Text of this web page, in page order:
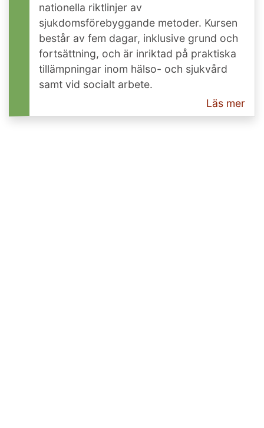
nationella riktlinjer av
sjukdomsförebyggande metoder. Kursen
består av fem dagar, inklusive grund och
fortsättning, och är inriktad på praktiska
tillämpningar inom hälso- och sjukvård
samt vid socialt arbete.
Läs mer